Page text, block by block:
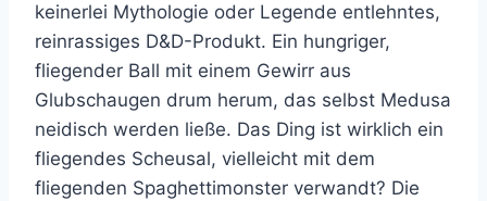
keinerlei Mythologie oder Legende entlehntes,
reinrassiges D&D-Produkt. Ein hungriger,
fliegender Ball mit einem Gewirr aus
Glubschaugen drum herum, das selbst Medusa
neidisch werden ließe. Das Ding ist wirklich ein
fliegendes Scheusal, vielleicht mit dem
fliegenden Spaghettimonster verwandt? Die